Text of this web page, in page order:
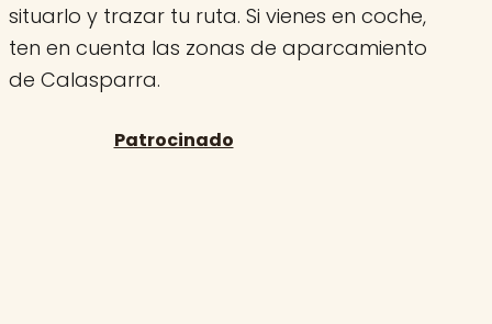
situarlo y trazar tu ruta. Si vienes en coche,
ten en cuenta las zonas de aparcamiento
de Calasparra.